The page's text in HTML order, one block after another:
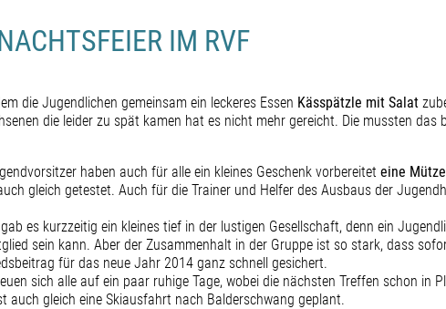
IM RVF
die Jugendlichen gemeinsam ein leckeres Essen Kässpätzle mit Salat
die leider zu spät kamen hat es nicht mehr gereicht. Die mussten das
haben auch für alle ein kleines Geschenk vorbereitet eine
gleich getestet. Auch für die Trainer und Helfer des Ausbaus der
es kurzzeitig ein kleines tief in der lustigen Gesellschaft, denn ein
sein kann. Aber der Zusammenhalt in der Gruppe ist so stark, dass
für das neue Jahr 2014 ganz schnell gesichert.
sich alle auf ein paar ruhige Tage, wobei die nächsten Treffen schon
auch gleich eine Skiausfahrt nach Balderschwang geplant.